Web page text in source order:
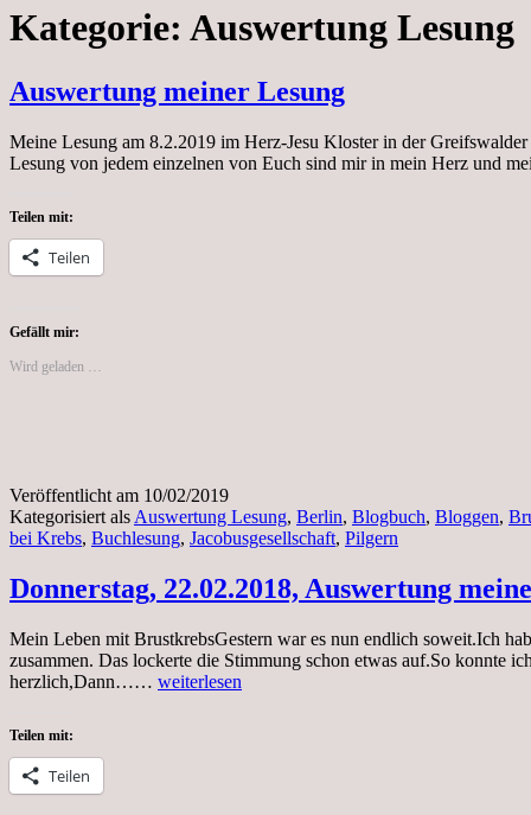
Kategorie: Auswertung Lesung
Auswertung meiner Lesung
Meine Lesung am 8.2.2019 im Herz-Jesu Kloster in der
Lesung von jedem einzelnen von Euch sind mir in mein Herz und
Teilen mit:
Teilen
Gefällt mir:
Wird geladen …
Veröffentlicht am 10/02/2019
Kategorisiert als Auswertung Lesung, Berlin, Blogbuch, Bloggen,
bei Krebs, Buchlesung, Jacobusgesellschaft, Pilgern
Donnerstag, 22.02.2018, Auswertung
Mein Leben mit BrustkrebsGestern war es nun endlich soweit.Ich
zusammen. Das lockerte die Stimmung schon etwas auf.So konnte
herzlich,Dann…… Donnerstag,
weiterlesen
Teilen mit:
Teilen